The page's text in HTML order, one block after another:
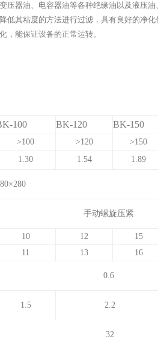
器油、电容器油等各种绝缘油以及液压
其粘度的方法进行过滤，具有良好的净
，能保证设备的正常运转。
100 BK-120 BK-150
>100 >120 >150
1.30 1.54 1.89
×280
手动螺旋压紧
10 12 15
11 13 16
0.6
1.5 2.2
32